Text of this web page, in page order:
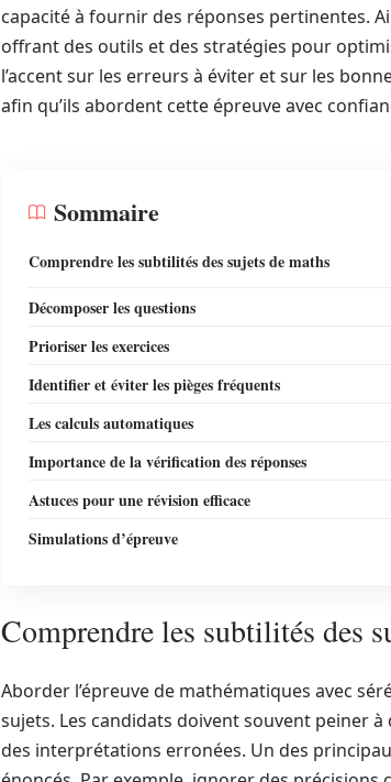
capacité à fournir des réponses pertinentes.
offrant des outils et des stratégies pour
l’accent sur les erreurs à éviter et sur les
afin qu’ils abordent cette épreuve avec
Sommaire
Comprendre les subtilités des sujets de maths
Décomposer les questions
Prioriser les exercices
Identifier et éviter les pièges fréquents
Les calculs automatiques
Importance de la vérification des réponses
Astuces pour une révision efficace
Simulations d’épreuve
Comprendre les subtilités des
Aborder l’épreuve de mathématiques avec
sujets. Les candidats doivent souvent peiner
des interprétations erronées. Un des